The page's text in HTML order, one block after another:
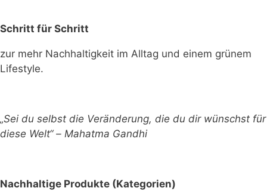
Schritt für Schritt
zur mehr Nachhaltigkeit im Alltag und einem grünem
Lifestyle.
„Sei du selbst die Veränderung, die du dir wünschst für
diese Welt“ – Mahatma Gandhi
Nachhaltige Produkte (Kategorien)